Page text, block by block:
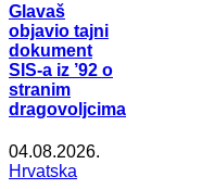
Glavaš
objavio tajni
dokument
SIS-a iz ’92 o
stranim
dragovoljcima
04.08.2026.
Hrvatska